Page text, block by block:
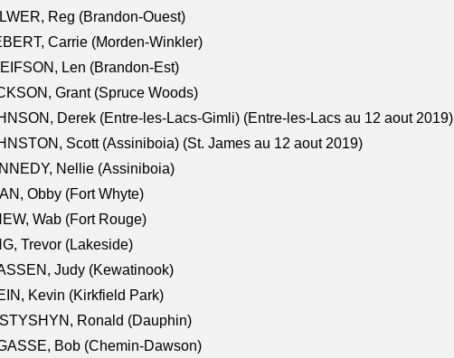
Reg (Brandon-Ouest)
Carrie (Morden-Winkler)
Len (Brandon-Est)
Grant (Spruce Woods)
Derek (Entre-les-Lacs-Gimli) (Entre-les-Lacs au 12 aout 2019)
Scott (Assiniboia) (St. James au 12 aout 2019)
Nellie (Assiniboia)
Obby (Fort Whyte)
Wab (Fort Rouge)
Trevor (Lakeside)
Judy (Kewatinook)
Kevin (Kirkfield Park)
Ronald (Dauphin)
Bob (Chemin-Dawson)